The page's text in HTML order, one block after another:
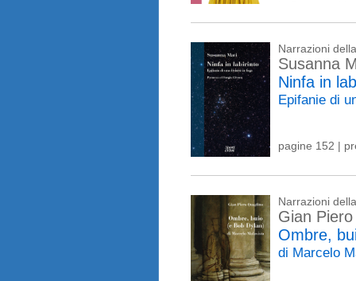
Narrazioni
Susanna
Ninfa in
Epifanie di
pagine 152 |
Narrazioni
Gian
Ombre,
di Marcelo